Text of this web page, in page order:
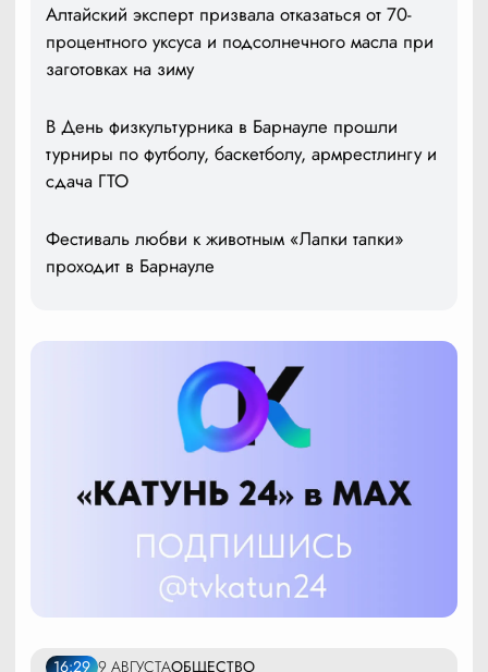
Алтайский эксперт призвала отказаться от 70-
процентного уксуса и подсолнечного масла при
заготовках на зиму
В День физкультурника в Барнауле прошли
турниры по футболу, баскетболу, армрестлингу и
сдача ГТО
Фестиваль любви к животным «Лапки тапки»
проходит в Барнауле
16:29 9 АВГУСТАОБЩЕСТВО